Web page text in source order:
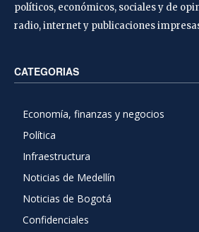
políticos, económicos, sociales y de
radio, internet y publicaciones
CATEGORIAS
Economía, finanzas y negocios
Política
Infraestructura
Noticias de Medellín
Noticias de Bogotá
Confidenciales